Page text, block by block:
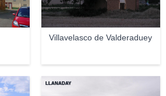
Villavelasco de Valderaduey
LLANADAY